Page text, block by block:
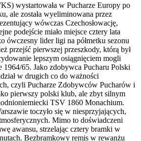
wystartowała w Pucharze Europy po
ale została wyeliminowana przez
wówczas Czechosłowację,
podejście miało miejsce cztery lata
ówczesny lider ligi na półmetku sezonu
przejść pierwszej przeszkody, którą był
lepszym osiągnięciem mogli
1964/65. Jako zdobywca Pucharu Polski
w drugich co do ważności
czyli Pucharze Zdobywców Pucharów i
pierwszy polski klub, ale zbyt silnym
TSV 1860 Monachium.
toczyło się w niesprzyjających,
Mimo to doświadczeni
awansu, strzelając cztery bramki w
Bezbramkowy remis w rewanżu